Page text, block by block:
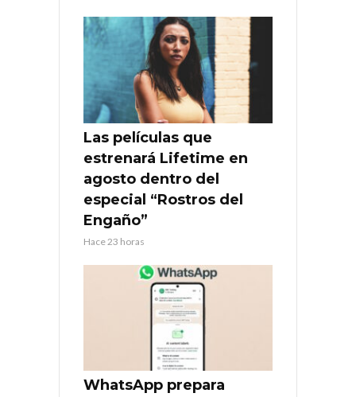
Las películas que
estrenará Lifetime en
agosto dentro del
especial “Rostros del
Engaño”
Hace 23 horas
WhatsApp prepara